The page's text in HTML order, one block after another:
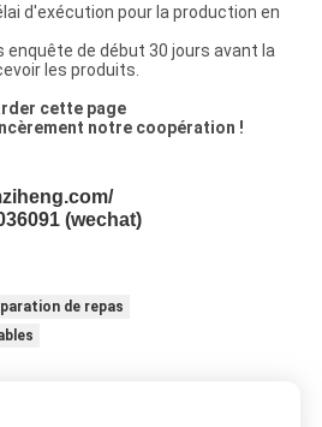
d'exécution pour la production en
enquête de début 30 jours avant la
les produits.
cette page
notre coopération !
(wechat)
de repas